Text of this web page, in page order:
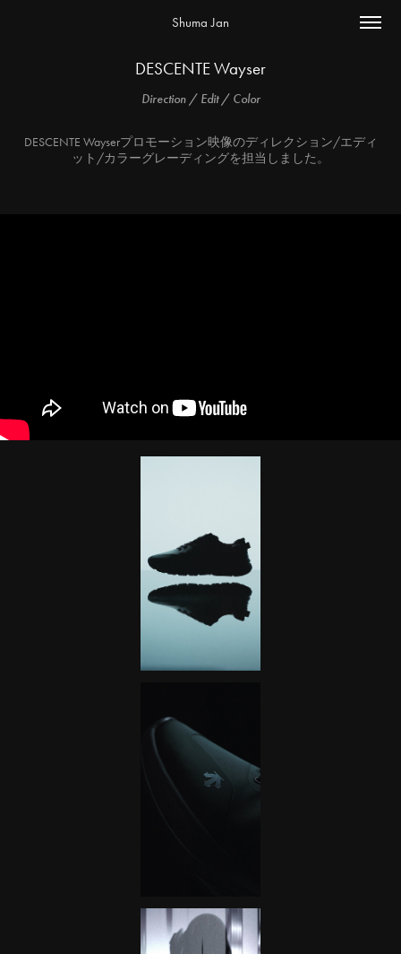
Shuma Jan
DESCENTE Wayser
Direction / Edit / Color
DESCENTE Wayserプロモーション映像のディレクション/エディ
ット/カラーグレーディングを担当しました。